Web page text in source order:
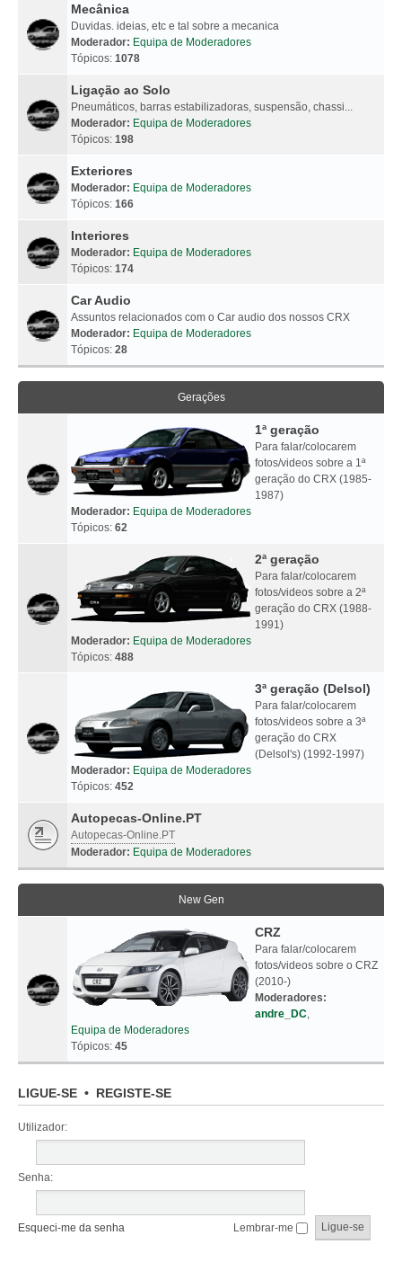
Mecânica
Duvidas. ideias, etc e tal sobre a mecanica
Moderador: Equipa de Moderadores
Tópicos: 1078
Ligação ao Solo
Pneumáticos, barras estabilizadoras, suspensão, chassi...
Moderador: Equipa de Moderadores
Tópicos: 198
Exteriores
Moderador: Equipa de Moderadores
Tópicos: 166
Interiores
Moderador: Equipa de Moderadores
Tópicos: 174
Car Audio
Assuntos relacionados com o Car audio dos nossos CRX
Moderador: Equipa de Moderadores
Tópicos: 28
Gerações
1ª geração
Para falar/colocarem
fotos/videos sobre a 1ª
geração do CRX (1985-
1987)
Moderador: Equipa de Moderadores
Tópicos: 62
2ª geração
Para falar/colocarem
fotos/videos sobre a 2ª
geração do CRX (1988-
1991)
Moderador: Equipa de Moderadores
Tópicos: 488
3ª geração (Delsol)
Para falar/colocarem
fotos/videos sobre a 3ª
geração do CRX
(Delsol's) (1992-1997)
Moderador: Equipa de Moderadores
Tópicos: 452
Autopecas-Online.PT
Autopecas-Online.PT
Moderador: Equipa de Moderadores
New Gen
CRZ
Para falar/colocarem
fotos/videos sobre o CRZ
(2010-)
Moderadores:
andre_DC,
Equipa de Moderadores
Tópicos: 45
LIGUE-SE • REGISTE-SE
Utilizador:
Senha:
Esqueci-me da senha Lembrar-me